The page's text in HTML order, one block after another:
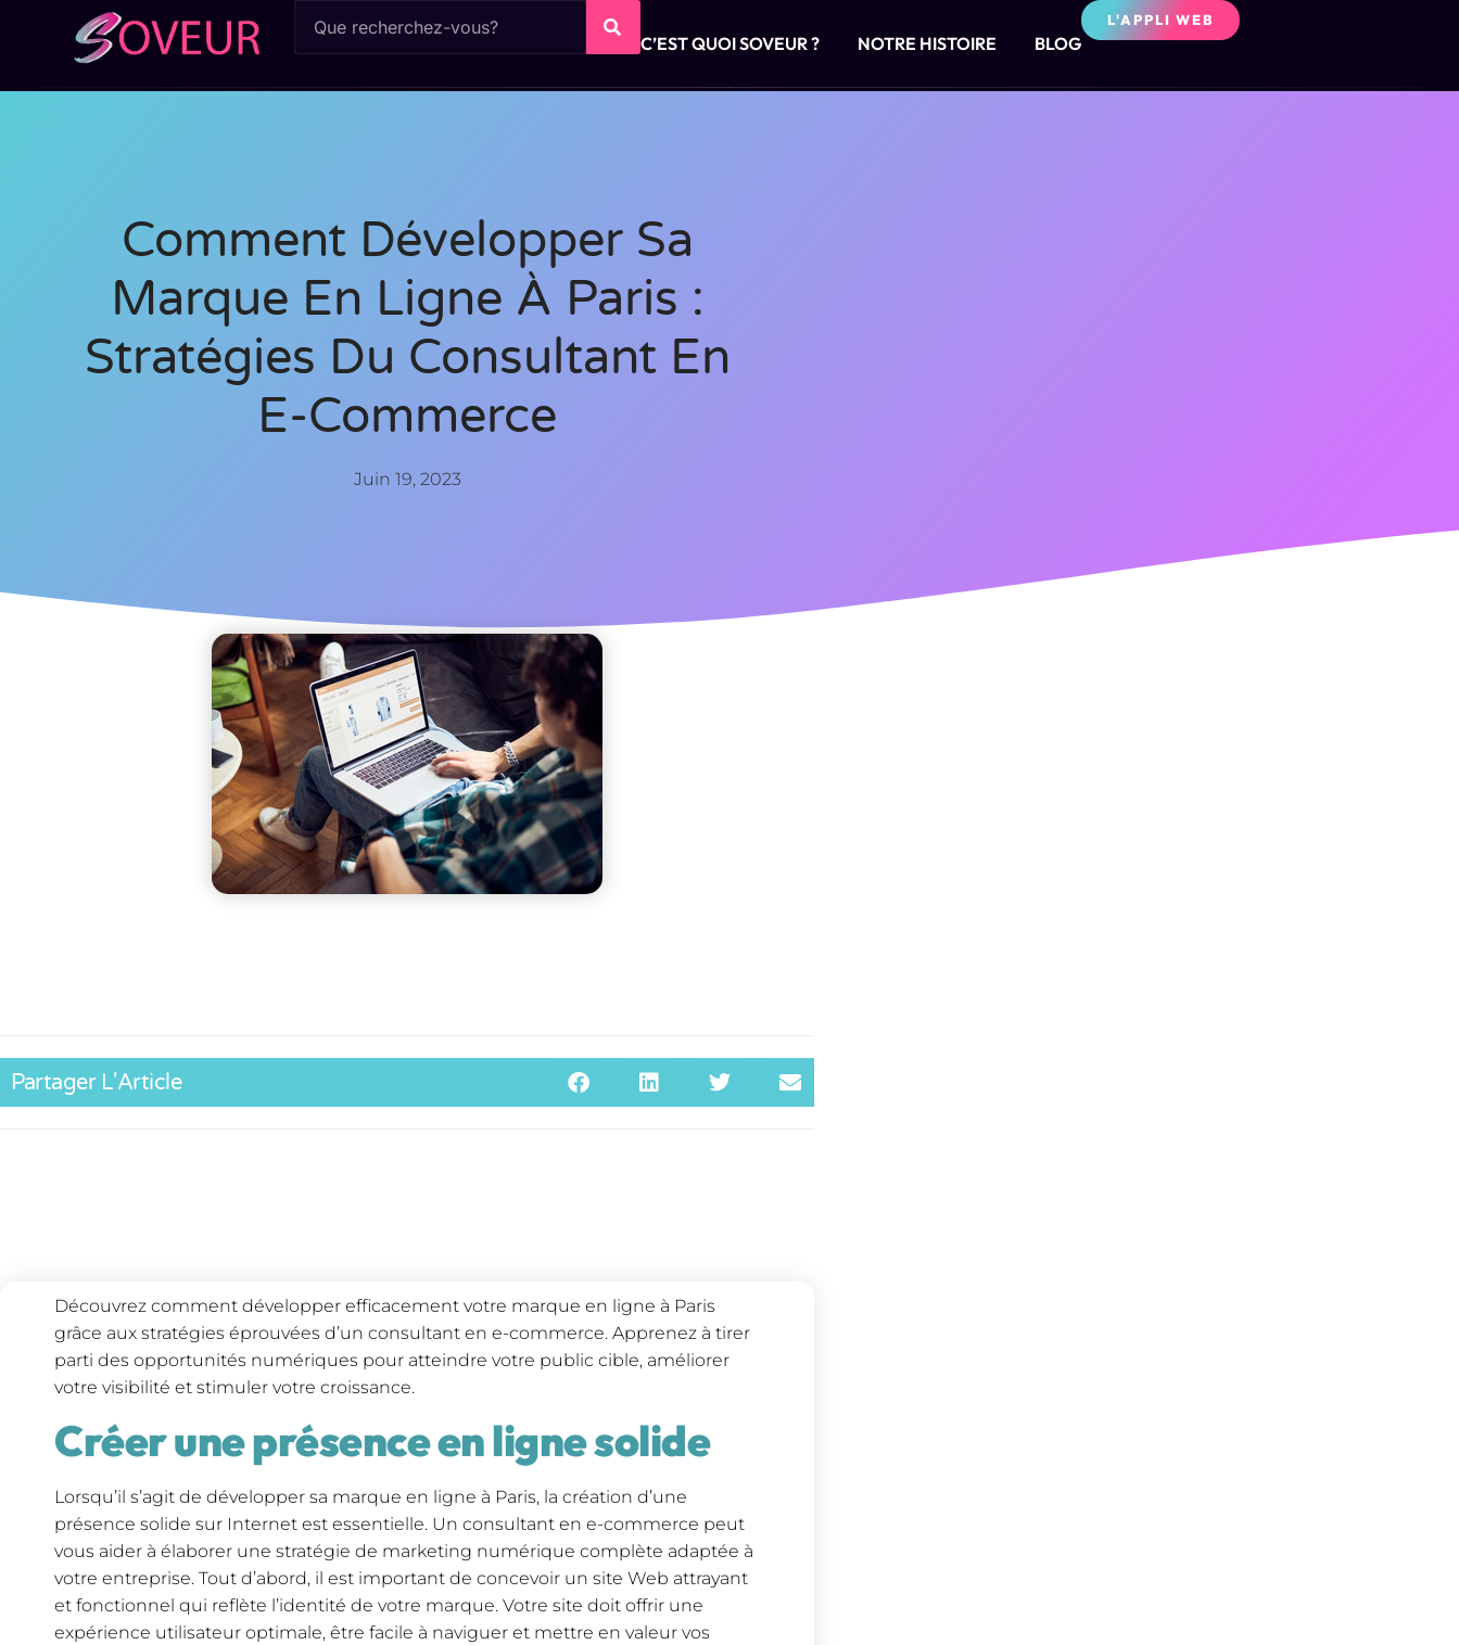
C’EST QUOI SOVEUR ? NOTRE HISTOIRE BLOG
L'APPLI WEB
Comment Développer Sa
Marque En Ligne À Paris :
Stratégies Du Consultant En
E-Commerce
Juin 19, 2023
Partager L'Article
Découvrez comment développer efficacement votre marque en ligne à Paris
grâce aux stratégies éprouvées d’un consultant en e-commerce. Apprenez à tirer
parti des opportunités numériques pour atteindre votre public cible, améliorer
votre visibilité et stimuler votre croissance.
Créer une présence en ligne solide
Lorsqu’il s’agit de développer sa marque en ligne à Paris, la création d’une
présence solide sur Internet est essentielle. Un consultant en e-commerce peut
vous aider à élaborer une stratégie de marketing numérique complète adaptée à
votre entreprise. Tout d’abord, il est important de concevoir un site Web attrayant
et fonctionnel qui reflète l’identité de votre marque. Votre site doit offrir une
expérience utilisateur optimale, être facile à naviguer et mettre en valeur vos